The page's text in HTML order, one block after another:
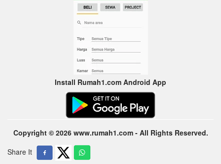
Install Rumah1.com Android App
Copyright © 2026 www.rumah1.com - All Rights Reserved.
Share It